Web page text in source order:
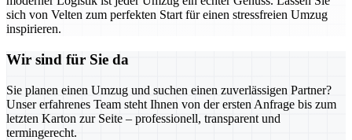
sich von Velten zum perfekten Start für einen stressfreien Umzug
inspirieren.
Wir sind für Sie da
Sie planen einen Umzug und suchen einen zuverlässigen Partner?
Unser erfahrenes Team steht Ihnen von der ersten Anfrage bis zum
letzten Karton zur Seite – professionell, transparent und
termingerecht.